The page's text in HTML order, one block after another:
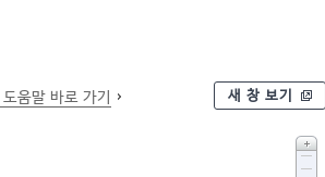
움말 바로 가기 새 창 보기